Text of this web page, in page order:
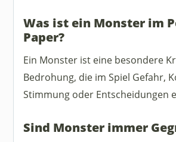
Was ist ein Monster im
Paper?
Ein Monster ist eine besondere
Bedrohung, die im Spiel Gefahr,
Stimmung oder Entscheidungen
Sind Monster immer